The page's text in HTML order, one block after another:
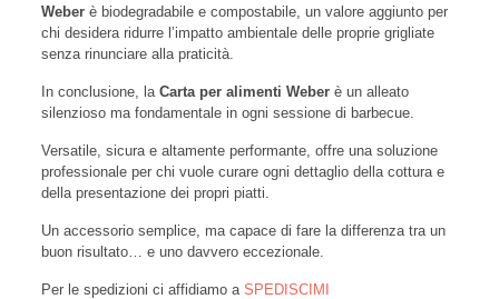
Weberè biodegradabile e compostabile, un valore aggiunto per
chi desidera ridurre l’impatto ambientale delle proprie grigliate
senza rinunciare alla praticità.
In conclusione, la Carta per alimenti Weberè un alleato
silenzioso ma fondamentale in ogni sessione di barbecue.
Versatile, sicura e altamente performante, offre una soluzione
professionale per chi vuole curare ogni dettaglio della cottura e
della presentazione dei propri piatti.
Un accessorio semplice, ma capace di fare la differenza tra un
buon risultato… e uno davvero eccezionale.
Per le spedizioni ci affidiamo a SPEDISCIMI